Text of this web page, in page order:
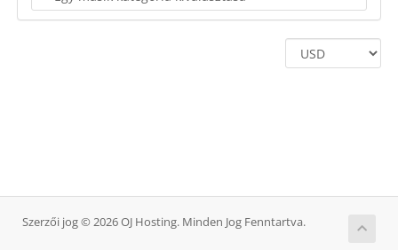
Szerzői jog © 2026 OJ Hosting. Minden Jog Fenntartva.